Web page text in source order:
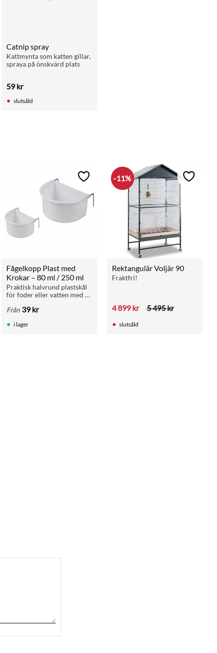
Catnip spray
Kattmynta som katten gillar,
spraya på önskvärd plats
59kr
slutsåld
i favoriter
Fågelkopp Plast med
Krokar – 80 ml / 250 ml
Praktisk halvrund plastskål
för foder eller vatten med
smidig upphängning i bur
Från 39kr
Lägg till i favoriter
i lager
Rektangulär Voljär 90
Fraktfri!
4 899kr 5 495kr
11% Lägg till
slutsåld